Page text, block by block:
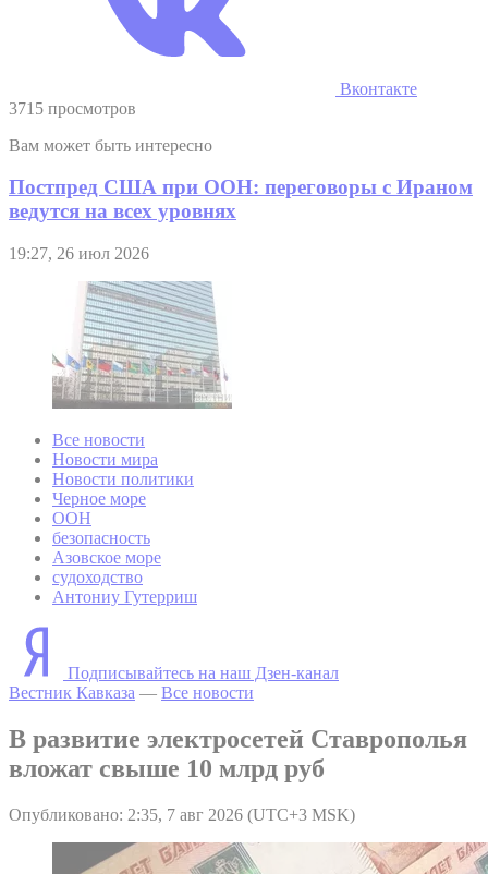
Вконтакте
3715 просмотров
Вам может быть интересно
Постпред США при ООН: переговоры с Ираном
ведутся на всех уровнях
19:27, 26 июл 2026
Все новости
Новости мира
Новости политики
Черное море
ООН
безопасность
Азовское море
судоходство
Антониу Гутерриш
Подписывайтесь на наш Дзен-канал
Вестник Кавказа — Все новости
В развитие электросетей Ставрополья
вложат свыше 10 млрд руб
Опубликовано: 2:35, 7 авг 2026 (UTC+3 MSK)